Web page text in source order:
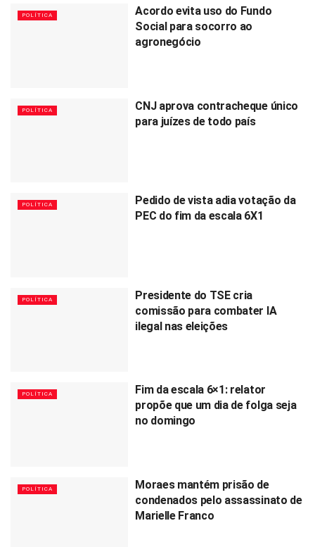
POLÍTICA
Acordo evita uso do Fundo
Social para socorro ao
agronegócio
POLÍTICA
CNJ aprova contracheque único
para juízes de todo país
POLÍTICA
Pedido de vista adia votação da
PEC do fim da escala 6X1
POLÍTICA
Presidente do TSE cria
comissão para combater IA
ilegal nas eleições
POLÍTICA
Fim da escala 6×1: relator
propõe que um dia de folga seja
no domingo
POLÍTICA
Moraes mantém prisão de
condenados pelo assassinato de
Marielle Franco